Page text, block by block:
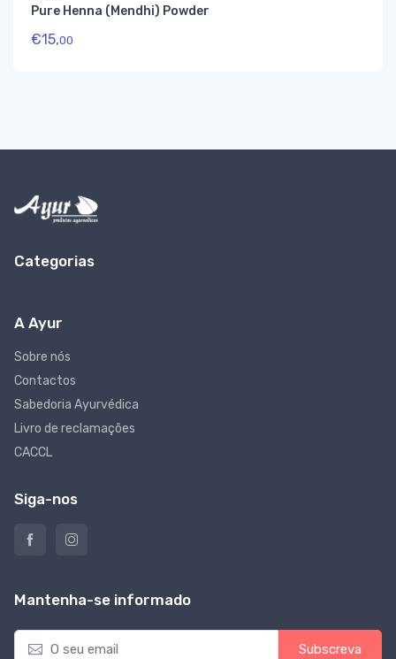
Pure Henna (Mendhi) Powder
€15,00
Categorias
A Ayur
Sobre nós
Contactos
Sabedoria Ayurvédica
Livro de reclamações
CACCL
Siga-nos
Mantenha-se informado
E
Subscreva